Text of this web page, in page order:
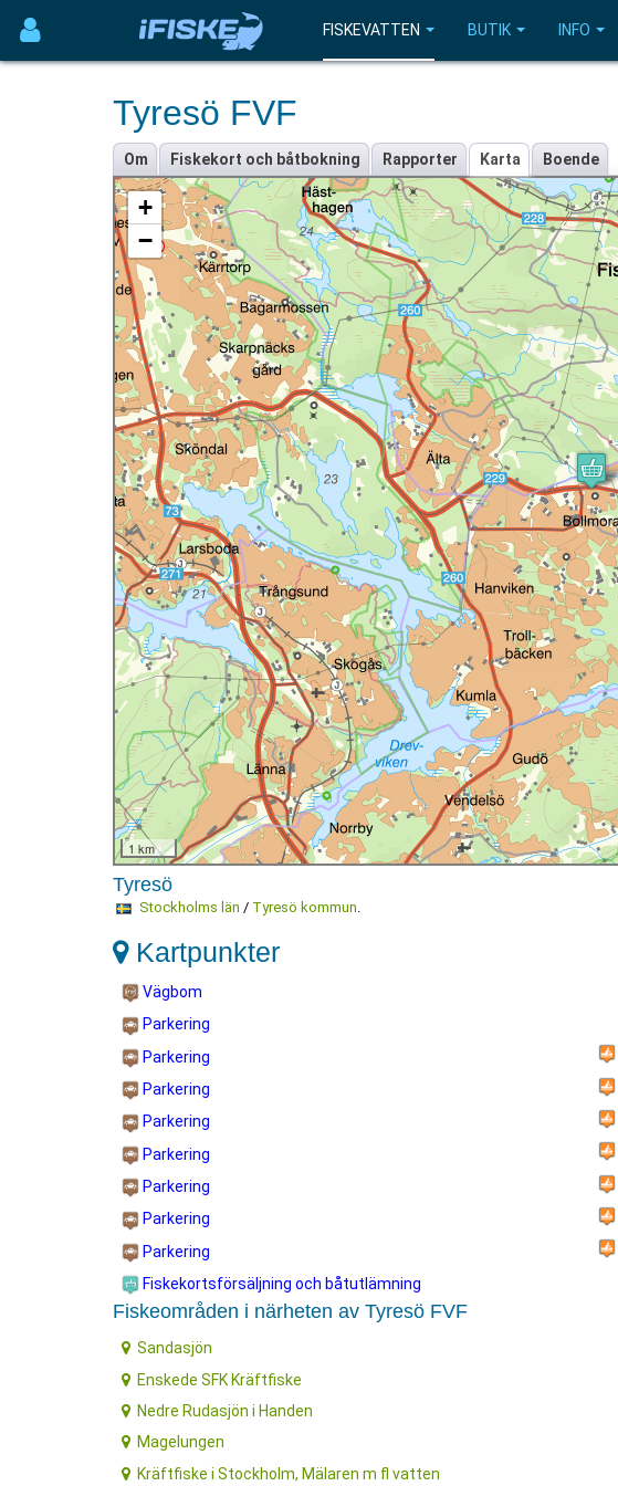
FISKEVATTEN BUTIK INFO
Tyresö FVF
Om Fiskekort och båtbokning Rapporter Karta Boende
+
−
1 km
Tyresö
Stockholms län / Tyresö kommun.
Kartpunkter
Vägbom
Parkering
Parkering
Parkering
Parkering
Parkering
Parkering
Parkering
Parkering
Fiskekortsförsäljning och båtutlämning
Fiskeområden i närheten av Tyresö FVF
Sandasjön
Enskede SFK Kräftfiske
Nedre Rudasjön i Handen
Magelungen
Kräftfiske i Stockholm, Mälaren m fl vatten